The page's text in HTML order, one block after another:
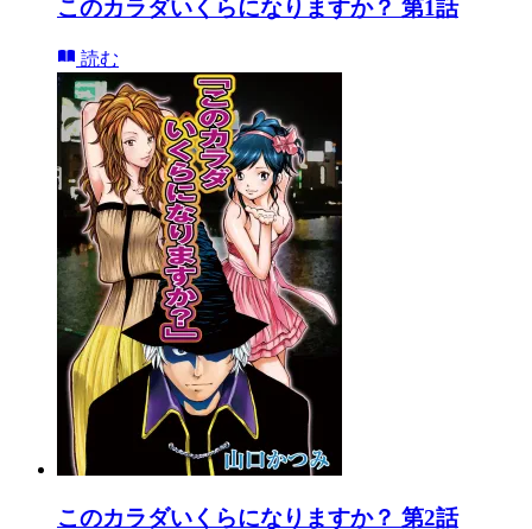
このカラダいくらになりますか？ 第1話
読む
このカラダいくらになりますか？ 第2話